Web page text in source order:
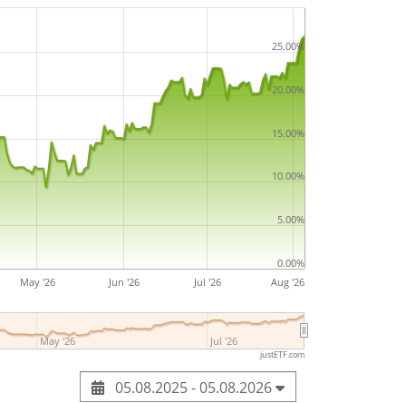
May '26 Jun '26 Jul '26 Aug '26
May '26 Jul '26
0.00%
5.00%
10.00%
15.00%
20.00%
25.00%
justETF.com
05.08.2025 - 05.08.2026